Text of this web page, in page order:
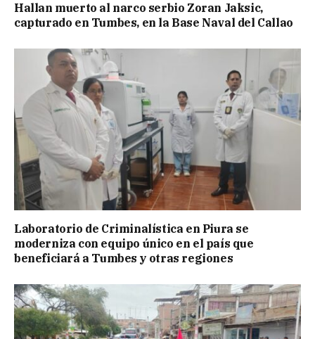
Hallan muerto al narco serbio Zoran Jaksic,
capturado en Tumbes, en la Base Naval del Callao
Laboratorio de Criminalística en Piura se
moderniza con equipo único en el país que
beneficiará a Tumbes y otras regiones